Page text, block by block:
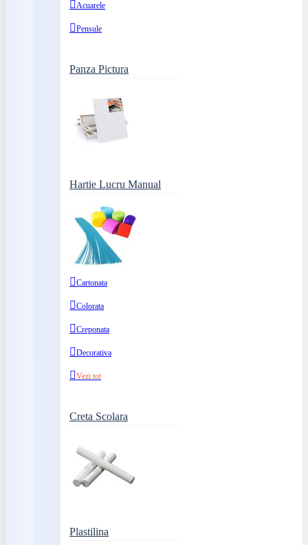
Acuarele
Pensule
Panza Pictura
Hartie Lucru Manual
Cartonata
Colorata
Creponata
Decorativa
Vezi tot
Creta Scolara
Plastilina